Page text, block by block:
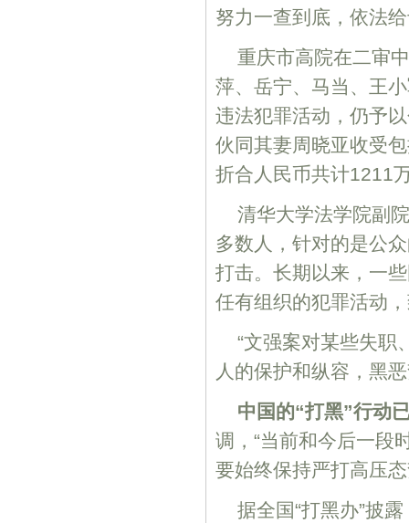
努力一查到底，依法
重庆市高院在二审
萍、岳宁、马当、王
违法犯罪活动，仍予
伙同其妻周晓亚收受
折合人民币共计1211
清华大学法学院副
多数人，针对的是公
打击。长期以来，一
任有组织的犯罪活动
“文强案对某些失职
人的保护和纵容，黑
中国的“打黑”行动
调，“当前和今后一段
要始终保持严打高压
据全国“打黑办”披